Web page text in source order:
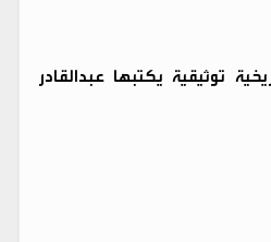
توثيقية يكتبها عبدالقادر